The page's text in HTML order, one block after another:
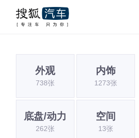
外观
738张
内饰
1273张
底盘/动力
262张
空间
13张